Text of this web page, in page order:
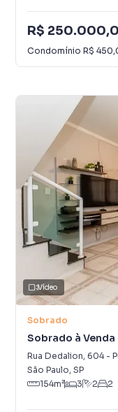
R$
Condomínio R$
Vídeo
Sobrado
Sobrado à Venda
Rua Dedalion, 604-
São Paulo, SP
154m² 3 2 2